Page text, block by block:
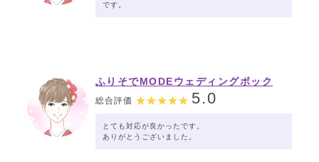
です。
ふりそでMODEウェディングボック
ス イオンモール福津店
総合評価 5.0
とても対応が良かったです。
ありがとうございました。